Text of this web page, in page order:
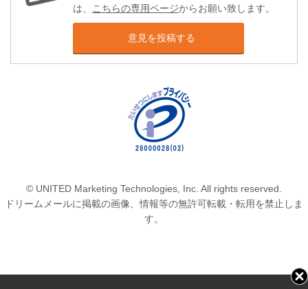
は、 こちらの専用ページからお願い致します。
意見を投稿する
© UNITED Marketing Technologies, Inc. All rights reserved.
ドリームメールに掲載の画像、情報等の無許可転載・転用を禁止しま
す。